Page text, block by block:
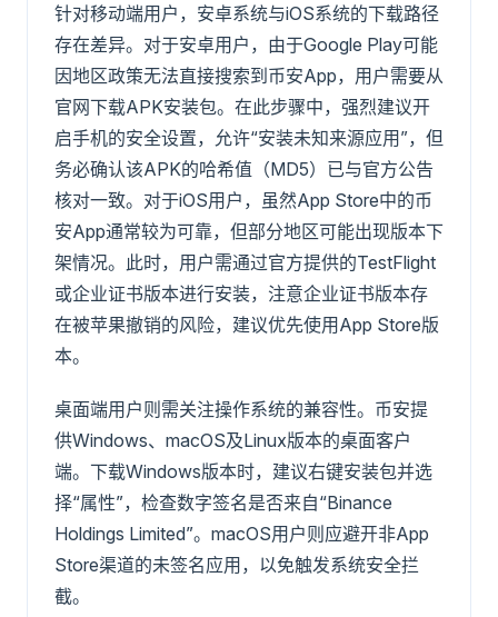
针对移动端用户，安卓系统与iOS系统的下载路径
存在差异。对于安卓用户，由于Google Play可能
因地区政策无法直接搜索到币安App，用户需要从
官网下载APK安装包。在此步骤中，强烈建议开
启手机的安全设置，允许“安装未知来源应用”，但
务必确认该APK的哈希值（MD5）已与官方公告
核对一致。对于iOS用户，虽然App Store中的币
安App通常较为可靠，但部分地区可能出现版本下
架情况。此时，用户需通过官方提供的TestFlight
或企业证书版本进行安装，注意企业证书版本存
在被苹果撤销的风险，建议优先使用App Store版
本。
桌面端用户则需关注操作系统的兼容性。币安提
供Windows、macOS及Linux版本的桌面客户
端。下载Windows版本时，建议右键安装包并选
择“属性”，检查数字签名是否来自“Binance
Holdings Limited”。macOS用户则应避开非App
Store渠道的未签名应用，以免触发系统安全拦
截。